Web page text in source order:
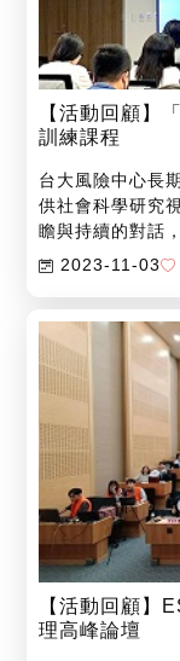
【活動回顧】
訓練課程
台大風險中心長
供社會科學研究
瞻與持續的對話
發展創新治理框
企業內部對於氣
題的教育訓練課
維，內化永續因
用。此系列課程
（2023）邁入第
2023-11-03
【活動回顧】
理高峰論壇